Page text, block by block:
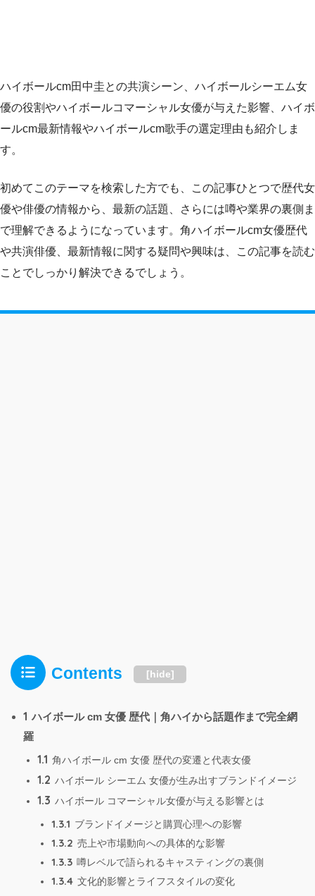
ハイボールcm田中圭との共演シーン、ハイボールシーエム女
優の役割やハイボールコマーシャル女優が与えた影響、ハイボ
ールcm最新情報やハイボールcm歌手の選定理由も紹介しま
す。
初めてこのテーマを検索した方でも、この記事ひとつで歴代女
優や俳優の情報から、最新の話題、さらには噂や業界の裏側ま
で理解できるようになっています。角ハイボールcm女優歴代
や共演俳優、最新情報に関する疑問や興味は、この記事を読む
ことでしっかり解決できるでしょう。
Contents [hide]
1 ハイボール cm 女優 歴代｜角ハイから話題作まで完全網
羅
1.1 角ハイボール cm 女優 歴代の変遷と代表女優
1.2 ハイボール シーエム 女優が生み出すブランドイメージ
1.3 ハイボール コマーシャル女優が与える影響とは
1.3.1 ブランドイメージと購買心理への影響
1.3.2 売上や市場動向への具体的な影響
1.3.3 噂レベルで語られるキャスティングの裏側
1.3.4 文化的影響とライフスタイルの変化